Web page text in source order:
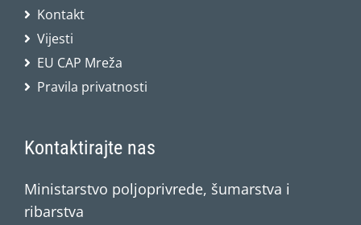
Kontakt
Vijesti
EU CAP Mreža
Pravila privatnosti
Kontaktirajte nas
Ministarstvo poljoprivrede, šumarstva i
ribarstva